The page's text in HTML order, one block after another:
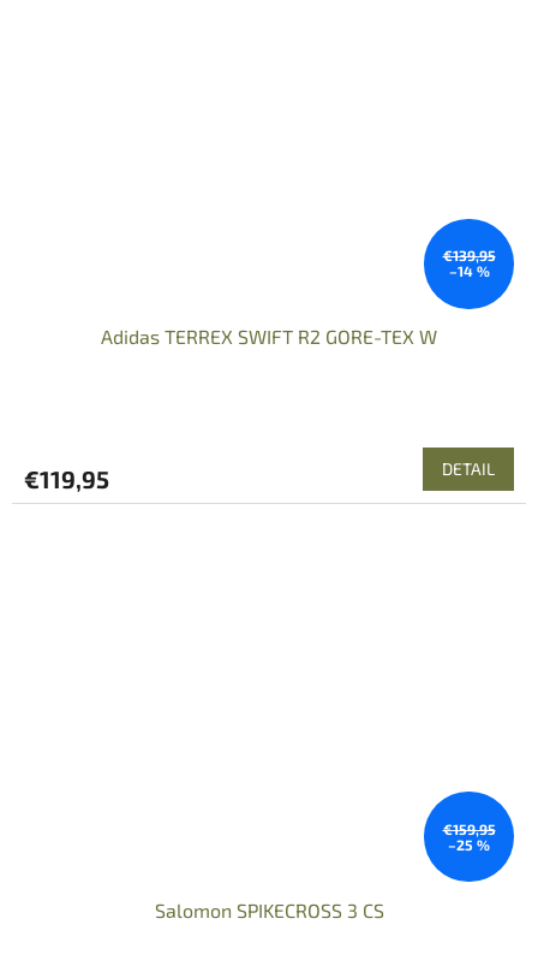
€139,95
–14 %
Adidas TERREX SWIFT R2 GORE-TEX W
€119,95 DETAIL
€159,95
–25 %
Salomon SPIKECROSS 3 CS